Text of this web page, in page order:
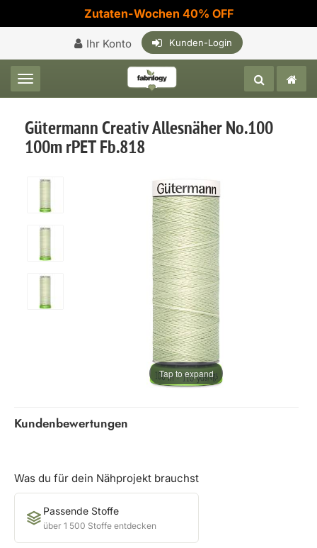
Zutaten-Wochen 40% OFF
Ihr Konto Kunden-Login
Toggle navigation
Gütermann Creativ Allesnäher No.100
100m rPET Fb.818
Tap to expand
Kundenbewertungen
Was du für dein Nähprojekt brauchst
Passende Stoffe
über 1 500 Stoffe entdecken